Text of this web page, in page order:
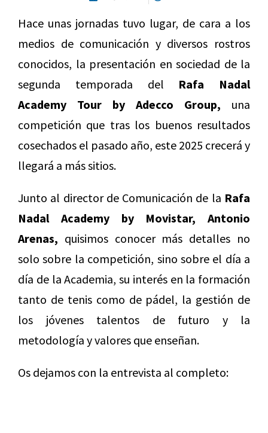
Hace unas jornadas tuvo lugar, de cara a los
medios de comunicación y diversos rostros
conocidos, la presentación en sociedad de la
segunda temporada del Rafa Nadal
Academy Tour by Adecco Group, una
competición que tras los buenos resultados
cosechados el pasado año, este 2025 crecerá y
llegará a más sitios.
Junto al director de Comunicación de la Rafa
Nadal Academy by Movistar,
Antonio
Arenas, quisimos conocer más detalles no
solo sobre la competición, sino sobre el día a
día de la Academia, su interés en la formación
tanto de tenis como de pádel, la gestión de
los jóvenes talentos de futuro y la
metodología y valores que enseñan.
Os dejamos con la entrevista al completo: